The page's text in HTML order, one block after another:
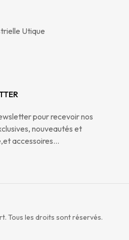
Utique
pour recevoir nos
nouveautés et
accessoires…
Tous les droits sont réservés.